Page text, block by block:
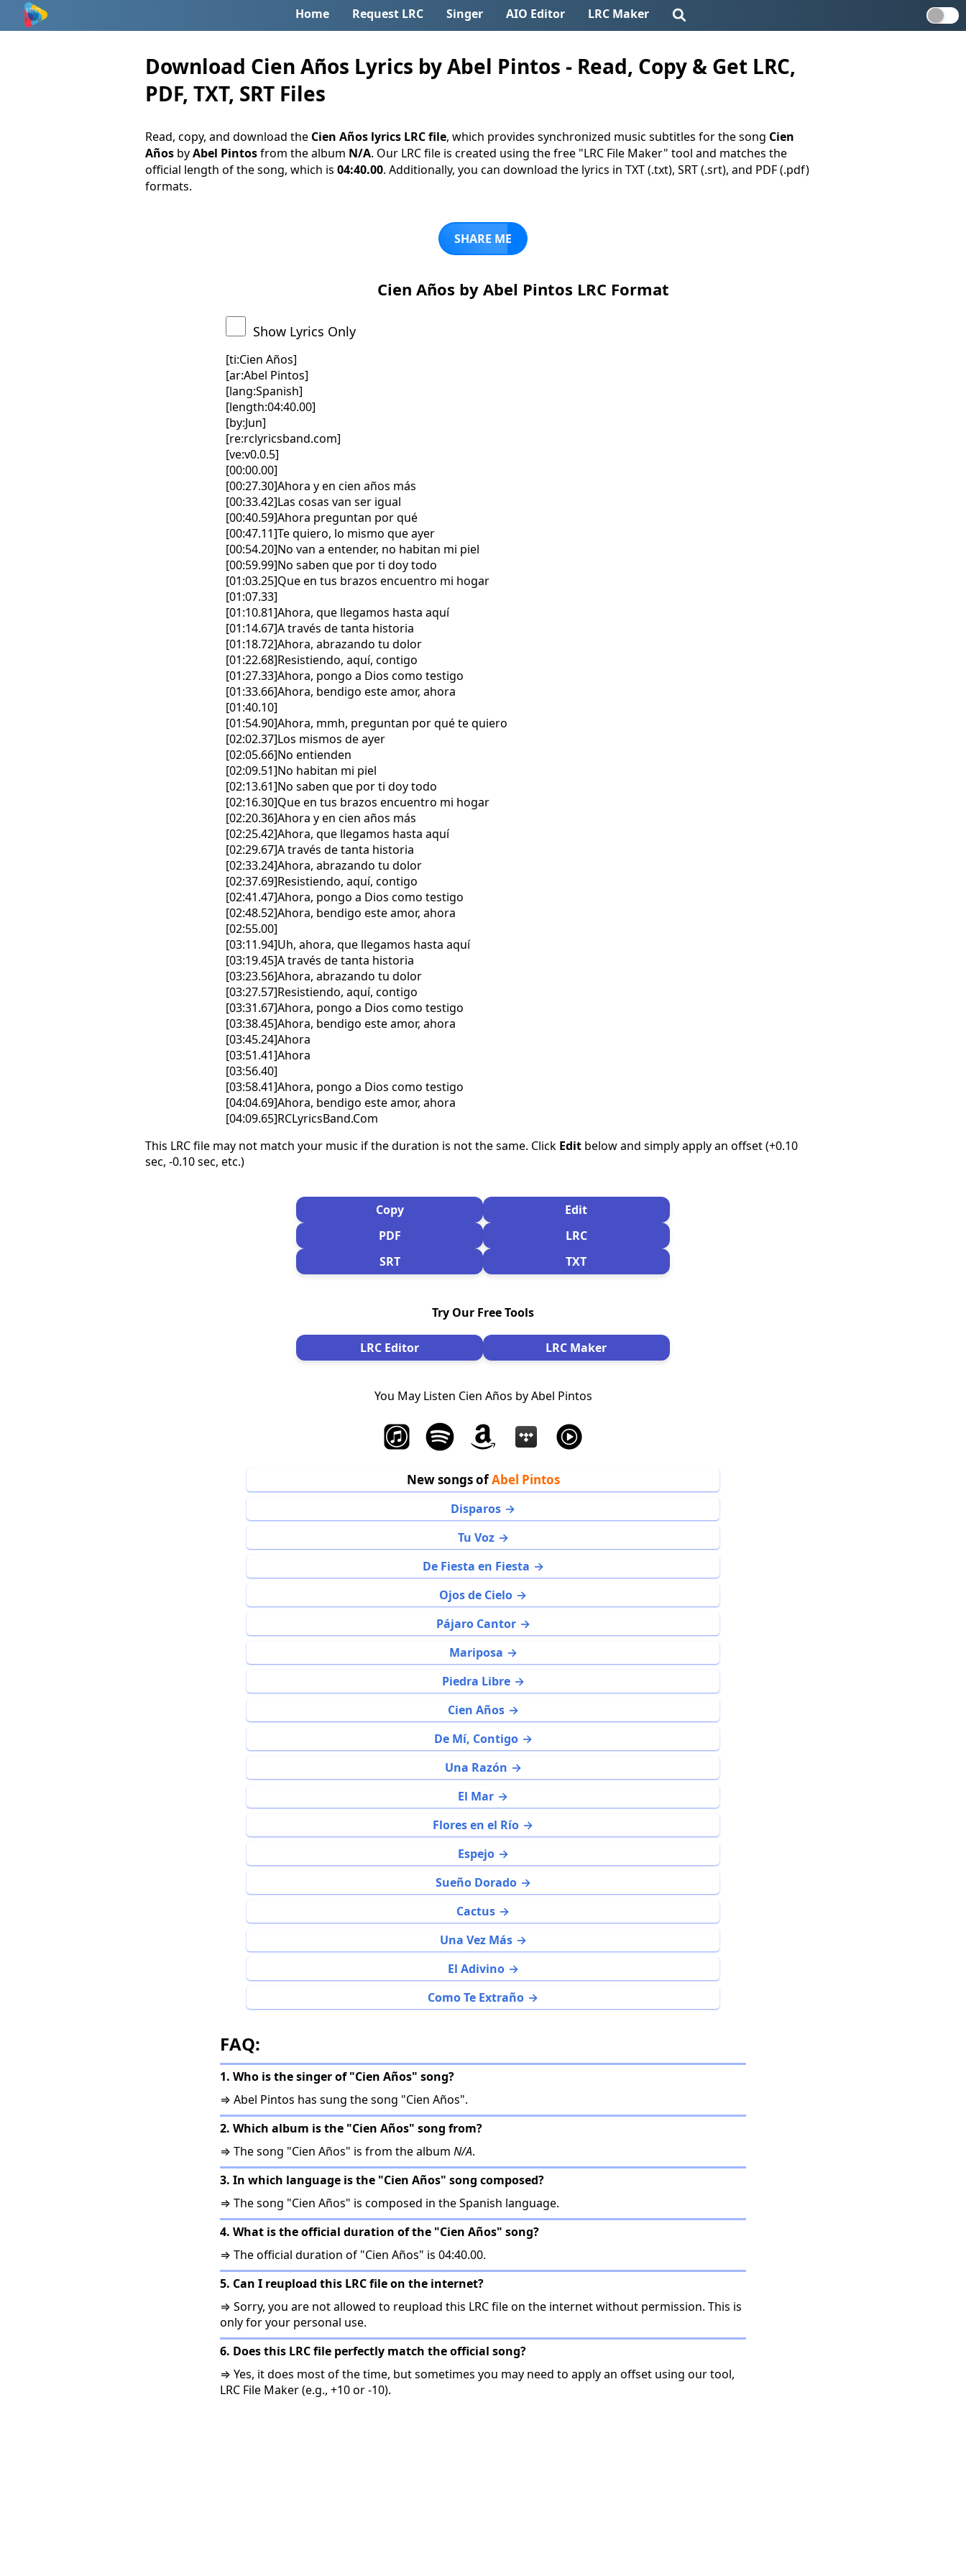
Home Request LRC Singer AIO Editor LRC Maker
Download Cien Años Lyrics by Abel Pintos - Read, Copy & Get LRC,
PDF, TXT, SRT Files
Read, copy, and download the Cien Años lyrics LRC file, which provides synchronized music subtitles for the song Cien
AñosbyAbel Pintosfrom the album N/A. Our LRC file is created using the free "LRC File Maker" tool and matches the
official length of the song, which is 04:40.00. Additionally, you can download the lyrics in TXT (.txt), SRT (.srt), and PDF (.pdf)
formats.
SHARE ME
Cien Años by Abel Pintos LRC Format
Show Lyrics Only
[ti:Cien Años]
[ar:Abel Pintos]
[lang:Spanish]
[length:04:40.00]
[by:Jun]
[re:rclyricsband.com]
[ve:v0.0.5]
[00:00.00]
[00:27.30]Ahora y en cien años más
[00:33.42]Las cosas van ser igual
[00:40.59]Ahora preguntan por qué
[00:47.11]Te quiero, lo mismo que ayer
[00:54.20]No van a entender, no habitan mi piel
[00:59.99]No saben que por ti doy todo
[01:03.25]Que en tus brazos encuentro mi hogar
[01:07.33]
[01:10.81]Ahora, que llegamos hasta aquí
[01:14.67]A través de tanta historia
[01:18.72]Ahora, abrazando tu dolor
[01:22.68]Resistiendo, aquí, contigo
[01:27.33]Ahora, pongo a Dios como testigo
[01:33.66]Ahora, bendigo este amor, ahora
[01:40.10]
[01:54.90]Ahora, mmh, preguntan por qué te quiero
[02:02.37]Los mismos de ayer
[02:05.66]No entienden
[02:09.51]No habitan mi piel
[02:13.61]No saben que por ti doy todo
[02:16.30]Que en tus brazos encuentro mi hogar
[02:20.36]Ahora y en cien años más
[02:25.42]Ahora, que llegamos hasta aquí
[02:29.67]A través de tanta historia
[02:33.24]Ahora, abrazando tu dolor
[02:37.69]Resistiendo, aquí, contigo
[02:41.47]Ahora, pongo a Dios como testigo
[02:48.52]Ahora, bendigo este amor, ahora
[02:55.00]
[03:11.94]Uh, ahora, que llegamos hasta aquí
[03:19.45]A través de tanta historia
[03:23.56]Ahora, abrazando tu dolor
[03:27.57]Resistiendo, aquí, contigo
[03:31.67]Ahora, pongo a Dios como testigo
[03:38.45]Ahora, bendigo este amor, ahora
[03:45.24]Ahora
[03:51.41]Ahora
[03:56.40]
[03:58.41]Ahora, pongo a Dios como testigo
[04:04.69]Ahora, bendigo este amor, ahora
[04:09.65]RCLyricsBand.Com
This LRC file may not match your music if the duration is not the same. Click Editbelow and simply apply an offset (+0.10
sec, -0.10 sec, etc.)
Copy
Edit
PDF
LRC
SRT
TXT
Try Our Free Tools
LRC Editor LRC Maker
You May Listen Cien Años by Abel Pintos
New songs ofAbel Pintos
Disparos
Tu Voz
De Fiesta en Fiesta
Ojos de Cielo
Pájaro Cantor
Mariposa
Piedra Libre
Cien Años
De Mí, Contigo
Una Razón
El Mar
Flores en el Río
Espejo
Sueño Dorado
Cactus
Una Vez Más
El Adivino
Como Te Extraño
FAQ:
1. Who is the singer of "Cien Años" song?
⇒ Abel Pintos has sung the song "Cien Años".
2. Which album is the "Cien Años" song from?
⇒ The song "Cien Años" is from the album N/A.
3. In which language is the "Cien Años" song composed?
⇒ The song "Cien Años" is composed in the Spanish language.
4. What is the official duration of the "Cien Años" song?
⇒ The official duration of "Cien Años" is 04:40.00.
5. Can I reupload this LRC file on the internet?
⇒ Sorry, you are not allowed to reupload this LRC file on the internet without permission. This is
only for your personal use.
6. Does this LRC file perfectly match the official song?
⇒ Yes, it does most of the time, but sometimes you may need to apply an offset using our tool,
LRC File Maker (e.g., +10 or -10).